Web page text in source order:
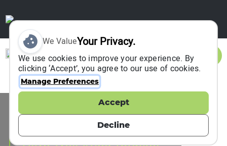
Sign In
Event Information
Oukaimenden, Morocco
05 October 2019to06 October 2019
We ValueYour Privacy.
We use cookies to improve your experience. By
clicking ‘Accept’, you agree to our use of cookies.
Manage Preferences
Accept
Decline